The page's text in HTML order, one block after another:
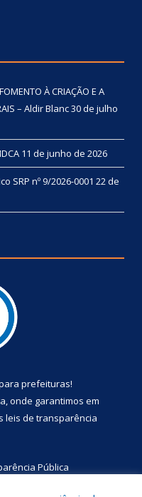
À CRIAÇÃO E A
– Aldir Blanc30 de julho
11 de junho de 2026
SRP nº 9/2026-0001 22 de
prefeituras!
onde garantimos em
leis de transparência
Pública